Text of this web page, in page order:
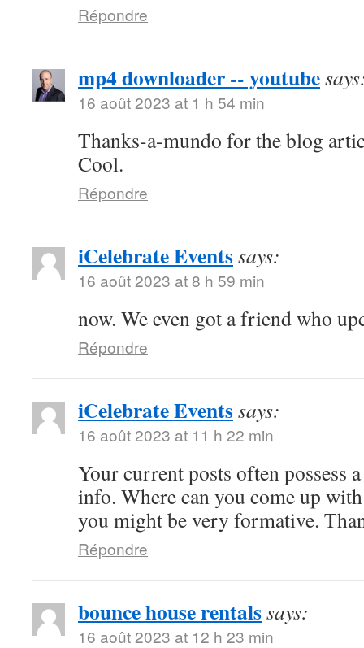
Répondre
mp4 downloader -- youtube
16 août 2023 at 1 h 54 min
Thanks-a-mundo for the blog
Cool.
Répondre
iCelebrate Eventssays:
16 août 2023 at 8 h 59 min
now. We even got a friend who
Répondre
iCelebrate Eventssays:
16 août 2023 at 11 h 22 min
Your current posts often possess
info. Where can you come up
you might be very formative.
Répondre
bounce house rentalssays:
16 août 2023 at 12 h 23 min